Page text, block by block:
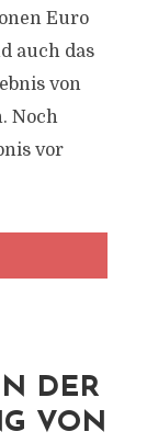
Euro
auch das
von
Noch
vor
DER
VON